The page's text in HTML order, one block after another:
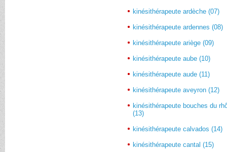
kinésithérapeute ardèche (07)
kinésithérapeute ardennes (08)
kinésithérapeute ariège (09)
kinésithérapeute aube (10)
kinésithérapeute aude (11)
kinésithérapeute aveyron (12)
kinésithérapeute bouches du
(13)
kinésithérapeute calvados (14)
kinésithérapeute cantal (15)